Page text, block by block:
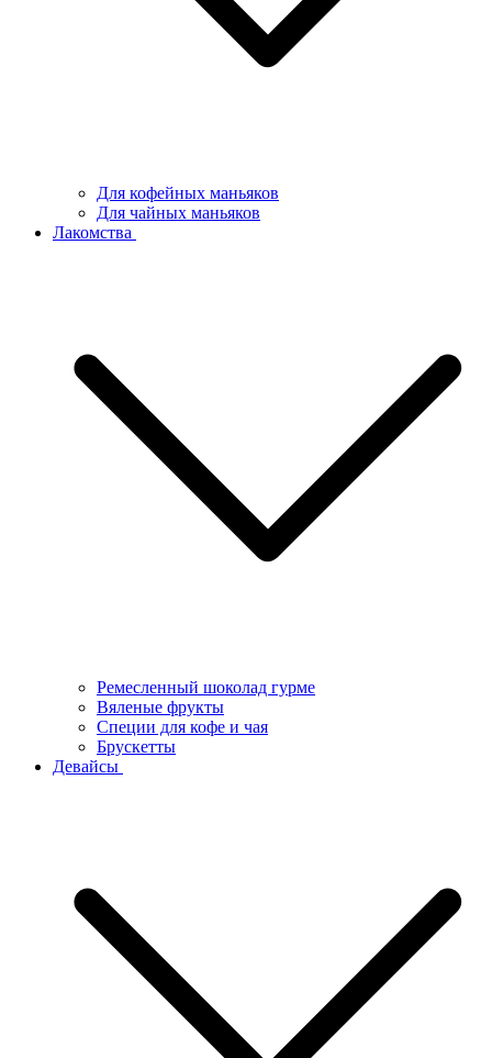
Для кофейных маньяков
Для чайных маньяков
Лакомства
Ремесленный шоколад гурме
Вяленые фрукты
Специи для кофе и чая
Брускетты
Девайсы